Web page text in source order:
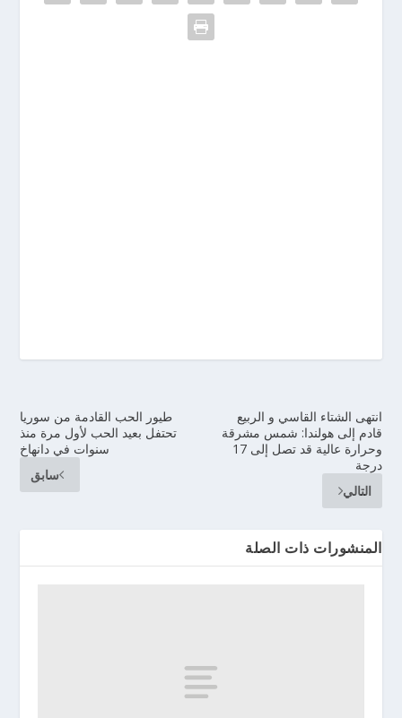
طيور الحب القادمة من سوريا
تحتفل بعيد الحب لأول مرة منذ
سنوات في دانهاخ
سابق
انتهى الشتاء القاسي و الربيع
قادم إلى هولندا: شمس مشرقة
وحرارة عالية قد تصل إلى 17
درجة
التالي
المنشورات ذات الصلة